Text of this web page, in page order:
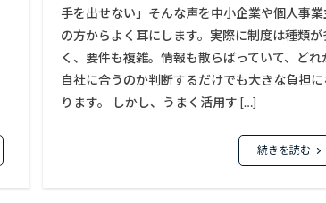
手を出せない」そんな声を中小企業や個人事業
の方からよく耳にします。実際に制度は種類が
く、要件も複雑。情報も散らばっていて、どれ
自社に合うのか判断するだけでも大きな負担に
ります。 しかし、うまく活用す […]
続きを読む